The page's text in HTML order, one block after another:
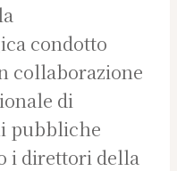
condotto
collaborazione
di
pubbliche
i direttori della